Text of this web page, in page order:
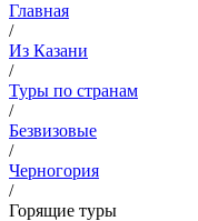
Главная
/
Из Казани
/
Туры по странам
/
Безвизовые
/
Черногория
/
Горящие туры